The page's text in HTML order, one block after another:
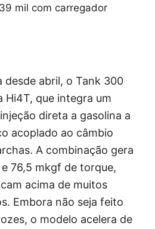
mil com carregador
desde abril, o Tank 300
Hi4T, que integra um
direta a gasolina a
acoplado ao câmbio
A combinação gera
76,5 mkgf de torque,
acima de muitos
Embora não seja feito
o modelo acelera de